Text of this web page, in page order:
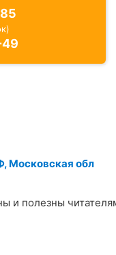
Московская обл
и полезны